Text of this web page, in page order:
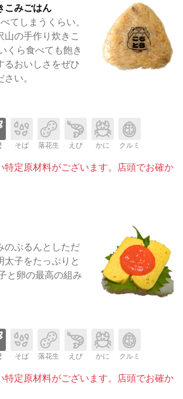
こみごはん
てしまうくらい、
山の手作り炊きこ
くら食べても飽き
るおいしさをぜひ
い。
そば 落花生 えび かに クルミ
特定原材料がございます。店頭でお確か
のぷるんとしただ
太子をたっぷりと
と卵の最高の組み
そば 落花生 えび かに クルミ
特定原材料がございます。店頭でお確か